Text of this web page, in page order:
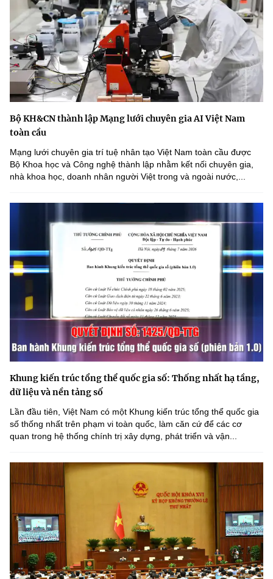
Bộ KH&CN thành lập Mạng lưới chuyên gia AI Việt Nam
toàn cầu
Mạng lưới chuyên gia trí tuệ nhân tạo Việt Nam toàn cầu được
Bộ Khoa học và Công nghệ thành lập nhằm kết nối chuyên gia,
nhà khoa học, doanh nhân người Việt trong và ngoài nước,...
Khung kiến trúc tổng thể quốc gia số: Thống nhất hạ tầng,
dữ liệu và nền tảng số
Lần đầu tiên, Việt Nam có một Khung kiến trúc tổng thể quốc gia
số thống nhất trên phạm vi toàn quốc, làm căn cứ để các cơ
quan trong hệ thống chính trị xây dựng, phát triển và vận...